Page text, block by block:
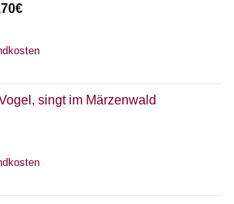
€
singt im Märzenwald